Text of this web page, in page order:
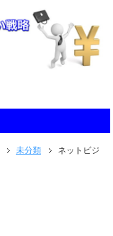
未分類
ネットビジ